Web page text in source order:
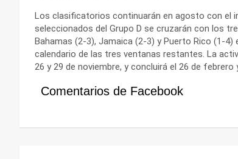
Los clasificatorios continuarán en agosto con el
seleccionados del Grupo D se cruzarán con los
Bahamas (2-3), Jamaica (2-3) y Puerto Rico (1-4)
calendario de las tres ventanas restantes. La
26 y 29 de noviembre, y concluirá el 26 de febrero
Comentarios de Facebook